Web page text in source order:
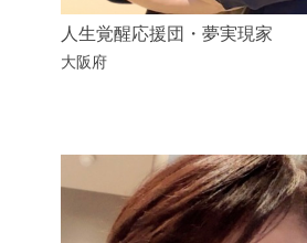
人生覚醒応援団・夢実現
大阪府